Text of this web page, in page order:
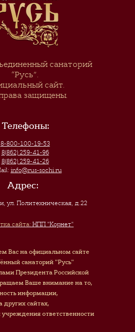
санаторий
“Русь”.
сайт.
защищены.
Телефоны:
8-800-100-19-53
8(862) 259-41-96
8(862) 259-41-26
info@rus-sochi.ru
Адрес:
,ул. Политехническая, д.22
сайта: НПП "Корнет"
Вас на официальном сайте
санаторий "Русь"
Президента Российской
Ваше внимание на то,
информации,
сайтах,
ответственности